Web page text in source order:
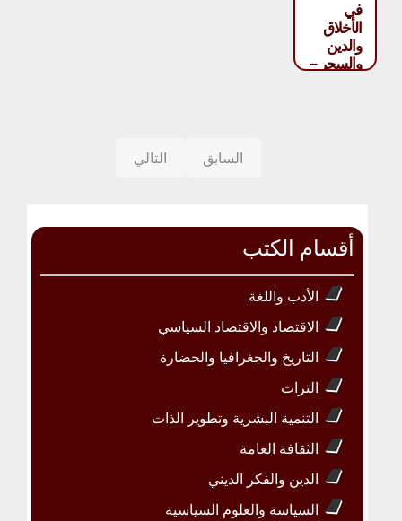
في
الأخلاق
والدين
والسحر –
السابق التالي
أقسام الكتب
الأدب واللغة
الاقتصاد والاقتصاد السياسي
التاريخ والجغرافيا والحضارة
التراث
التنمية البشرية وتطوير الذات
الثقافة العامة
الدين والفكر الديني
السياسة والعلوم السياسية